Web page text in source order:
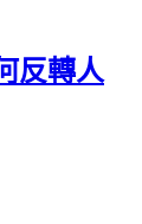
反轉人